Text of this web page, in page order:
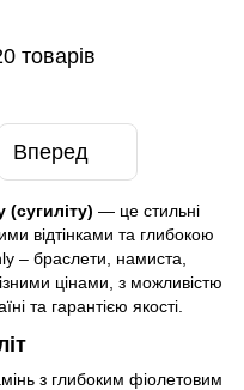
товарів
Вперед
(сугиліту) — це стильні
відтінками та глибокою
– браслети, намиста,
цінами, з можливістю
та гарантією якості.
з глибоким фіолетовим